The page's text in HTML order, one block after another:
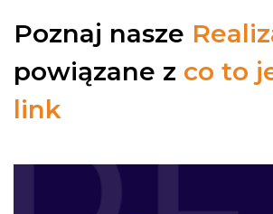
Poznaj nasze
powiązane z co to
link